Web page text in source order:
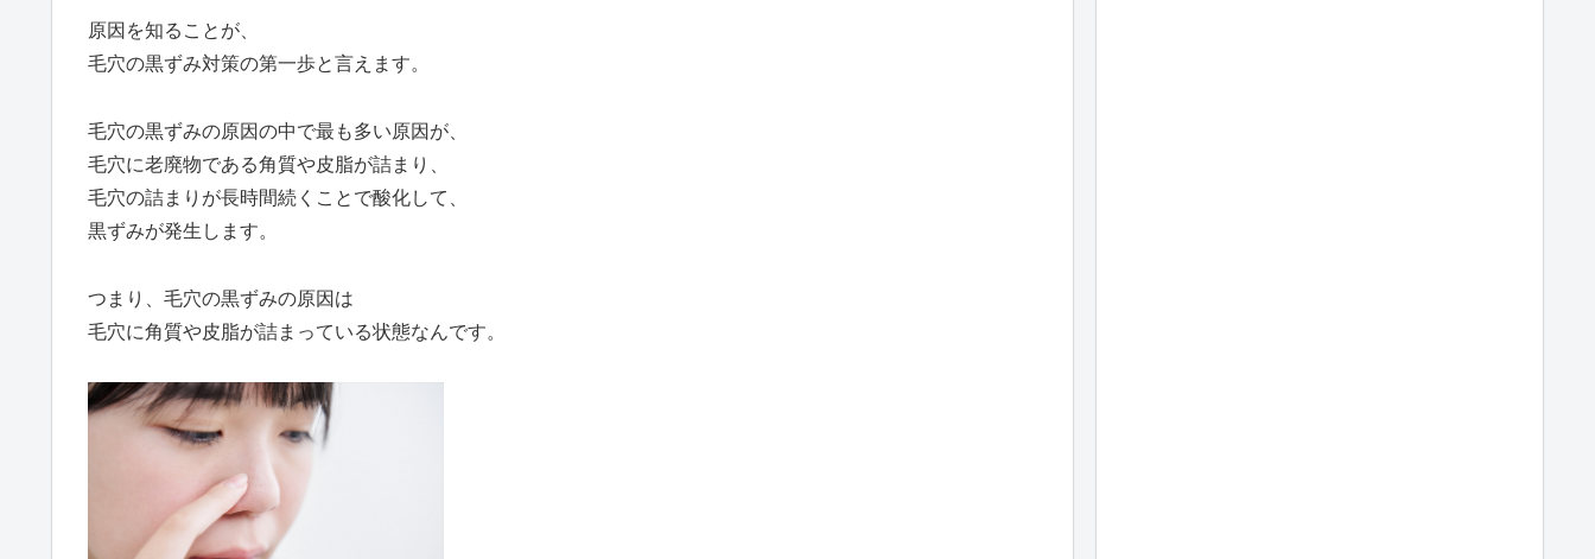
原因を知ることが、
毛穴の黒ずみ対策の第一歩と言えます。
毛穴の黒ずみの原因の中で最も多い原因が、
毛穴に老廃物である角質や皮脂が詰まり、
毛穴の詰まりが長時間続くことで酸化して、
黒ずみが発生します。
つまり、毛穴の黒ずみの原因は
毛穴に角質や皮脂が詰まっている状態なんです。